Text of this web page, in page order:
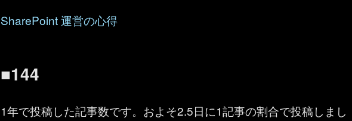
SharePoint 運営の心得
■144
1年で投稿した記事数です。およそ2.5日に1記事の割合で投稿しまし